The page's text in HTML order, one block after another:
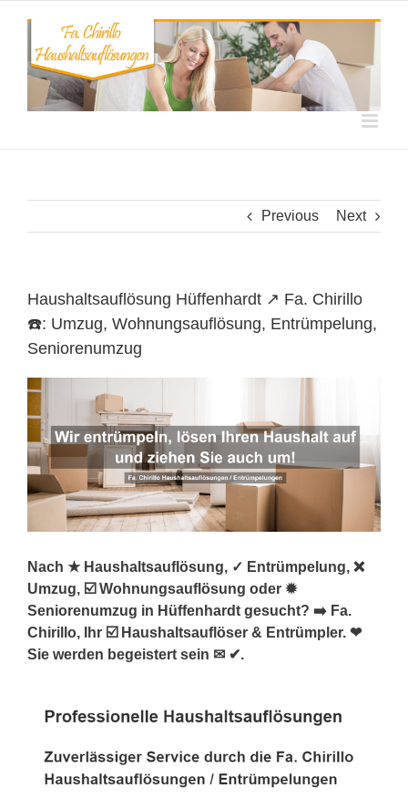
content
Previous Next
Haushaltsauflösung Hüffenhardt ↗️ Fa. Chirillo
☎️: Umzug, Wohnungsauflösung, Entrümpelung,
Seniorenumzug
Nach ★ Haushaltsauflösung, ✓ Entrümpelung, ❌
Umzug, ☑️ Wohnungsauflösung oder ✹
Seniorenumzug in Hüffenhardt gesucht? ➡️ Fa.
Chirillo, Ihr ☑️ Haushaltsauflöser & Entrümpler. ❤
Sie werden begeistert sein ✉ ✔.